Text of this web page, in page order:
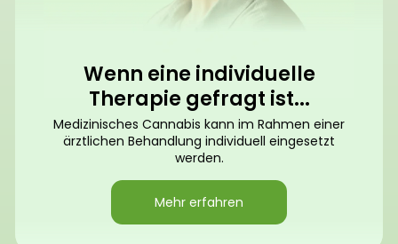
Wenn eine individuelle
Therapie gefragt ist...
Medizinisches Cannabis kann im Rahmen einer
ärztlichen Behandlung individuell eingesetzt
werden.
Mehr erfahren